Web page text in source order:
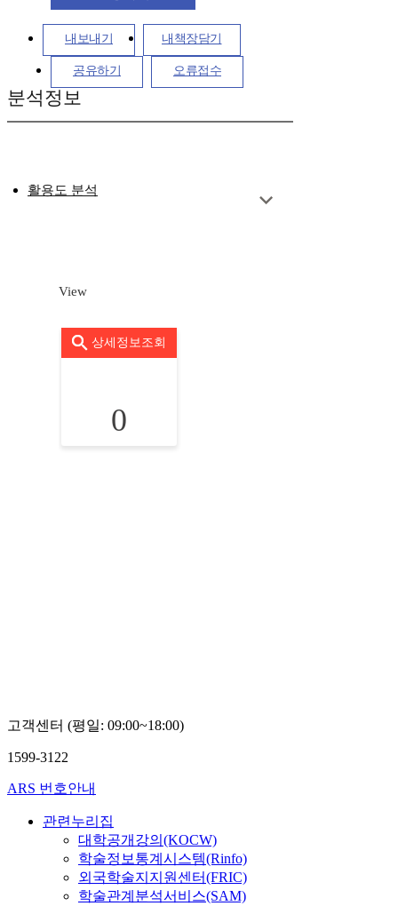
내보내기 내책장담기
공유하기 오류접수
분석정보
활용도 분석
View
상세정보조회
0
고객센터 (평일: 09:00~18:00)
1599-3122
ARS 번호안내
관련누리집
대학공개강의(KOCW)
학술정보통계시스템(Rinfo)
외국학술지지원센터(FRIC)
학술관계분석서비스(SAM)